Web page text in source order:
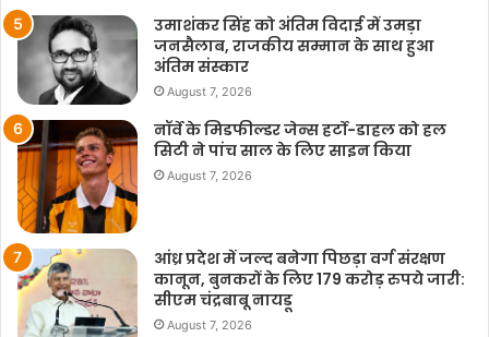
उमाशंकर सिंह को अंतिम विदाई में उमड़ा
जनसैलाब, राजकीय सम्मान के साथ हुआ
अंतिम संस्कार
August 7, 2026
नॉर्वे के मिडफील्डर जेन्स हर्टो-डाहल को हल
सिटी ने पांच साल के लिए साइन किया
August 7, 2026
आंध्र प्रदेश में जल्द बनेगा पिछड़ा वर्ग संरक्षण
कानून, बुनकरों के लिए 179 करोड़ रुपये जारी:
सीएम चंद्रबाबू नायडू
August 7, 2026